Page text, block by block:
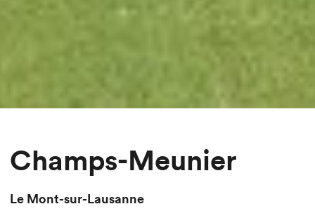
Champs-Meunier
Le Mont-sur-Lausanne